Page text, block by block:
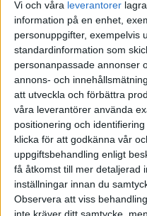
Vi och våra leverantorer
information på en enhet,
personuppgifter, exempelvis
standardinformation som
personanpassade annonser
annons- och
att utveckla och förbättra
våra leverantörer använda
positionering och
klicka för att godkänna vår
uppgiftsbehandling enligt
få åtkomst till mer detaljerad
inställningar innan du
Observera att viss
inte kräver ditt samtycke,
versionen EV6 GT som
och har en toppfart på 260
Alla versioner av Ioniq 5
klarar som bäst 0-100 på 5,2
Alla som tycker att det inte
uppgifter om att Hyundai
Med hänvisning till
den brittiska tidningen Car
en prestandaversion även
Precis som EV6 GT ska